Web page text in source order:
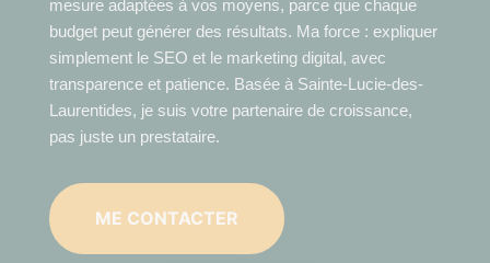
mesure adaptées à vos moyens, parce que chaque
budget peut générer des résultats. Ma force : expliquer
simplement le SEO et le marketing digital, avec
transparence et patience. Basée à Sainte-Lucie-des-
Laurentides, je suis votre partenaire de croissance,
pas juste un prestataire.
ME CONTACTER